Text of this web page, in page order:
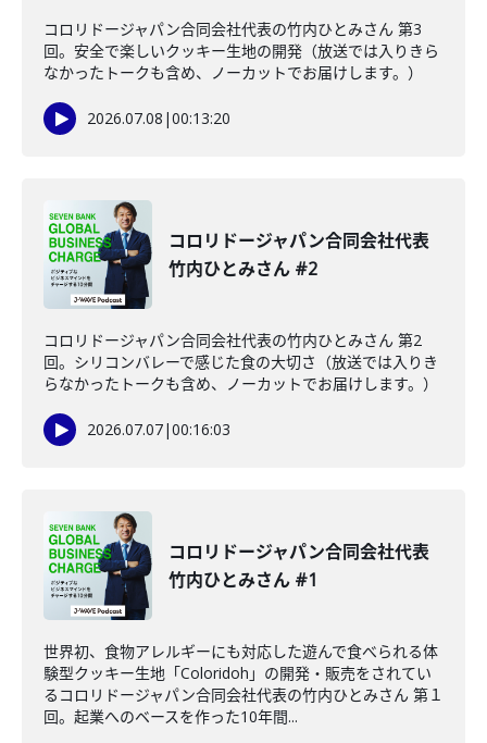
コロリドージャパン合同会社代表の竹内ひとみさん 第3
回。安全で楽しいクッキー生地の開発（放送では入りきら
なかったトークも含め、ノーカットでお届けします。）
2026.07.08 |00:13:20
コロリドージャパン合同会社代表
竹内ひとみさん #2
コロリドージャパン合同会社代表の竹内ひとみさん 第2
回。シリコンバレーで感じた食の大切さ（放送では入りき
らなかったトークも含め、ノーカットでお届けします。）
2026.07.07|00:16:03
コロリドージャパン合同会社代表
竹内ひとみさん #1
世界初、食物アレルギーにも対応した遊んで食べられる体
験型クッキー生地「Coloridoh」の開発・販売をされてい
るコロリドージャパン合同会社代表の竹内ひとみさん 第１
回。起業へのベースを作った10年間...